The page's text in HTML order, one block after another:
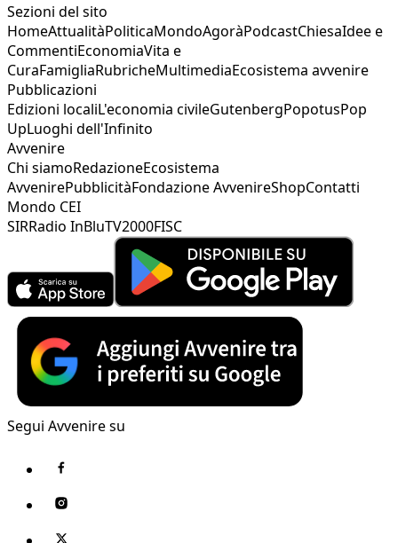
Sezioni del sito
HomeAttualitàPoliticaMondoAgoràPodcastChiesaIdee e
CommentiEconomiaVita e
CuraFamigliaRubricheMultimediaEcosistema avvenire
Pubblicazioni
Edizioni localiL'economia civileGutenbergPopotusPop
UpLuoghi dell'Infinito
Avvenire
Chi siamoRedazioneEcosistema
AvvenirePubblicitàFondazione AvvenireShopContatti
Mondo CEI
SIRRadio InBluTV2000FISC
Segui Avvenire su